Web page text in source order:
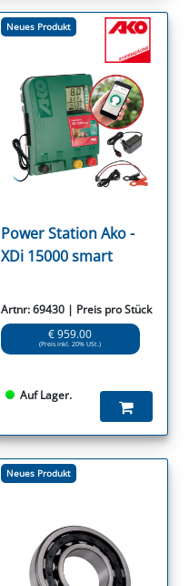
Neues Produkt
Power Station Ako -
XDi 15000 smart
Artnr: 69430 | Preis pro Stück
€ 959.00
(Preis inkl. 20% USt.)
Auf Lager.
Neues Produkt